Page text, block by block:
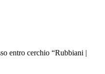
entro cerchio “Rubbiani |